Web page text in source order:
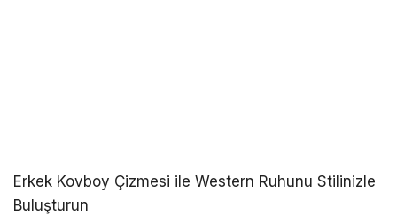
Erkek Kovboy Çizmesi ile Western Ruhunu Stilinizle
Buluşturun